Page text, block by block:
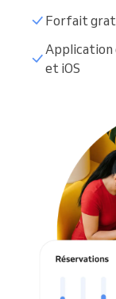
Forfait
Application
et iOS